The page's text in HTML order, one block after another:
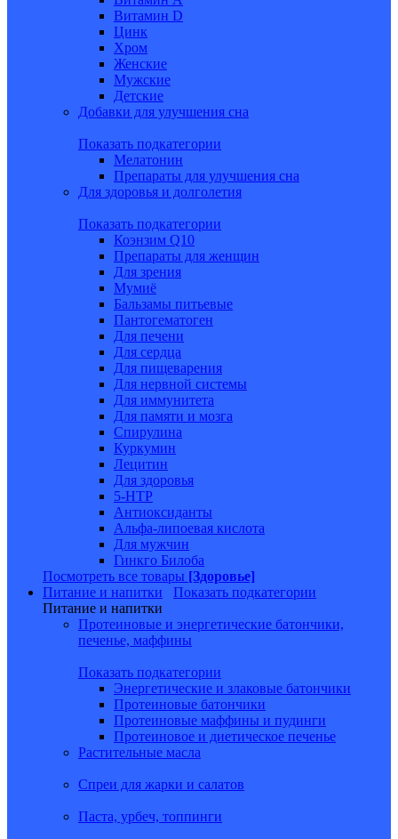
Витамин D
Цинк
Хром
Женские
Мужские
Детские
Добавки для улучшения сна
Показать подкатегории
Мелатонин
Препараты для улучшения сна
Для здоровья и долголетия
Показать подкатегории
Коэнзим Q10
Препараты для женщин
Для зрения
Мумиё
Бальзамы питьевые
Пантогематоген
Для печени
Для сердца
Для пищеварения
Для нервной системы
Для иммунитета
Для памяти и мозга
Спирулина
Куркумин
Лецитин
Для здоровья
5-HTP
Антиоксиданты
Альфа-липоевая кислота
Для мужчин
Гинкго Билоба
Посмотреть все товары [Здоровье]
Питание и напитки
Показать подкатегории
Питание и напитки
Протеиновые и энергетические батончики,
печенье, маффины
Показать подкатегории
Энергетические и злаковые батончики
Протеиновые батончики
Протеиновые маффины и пудинги
Протеиновое и диетическое печенье
Растительные масла
Спреи для жарки и салатов
Паста, урбеч, топпинги